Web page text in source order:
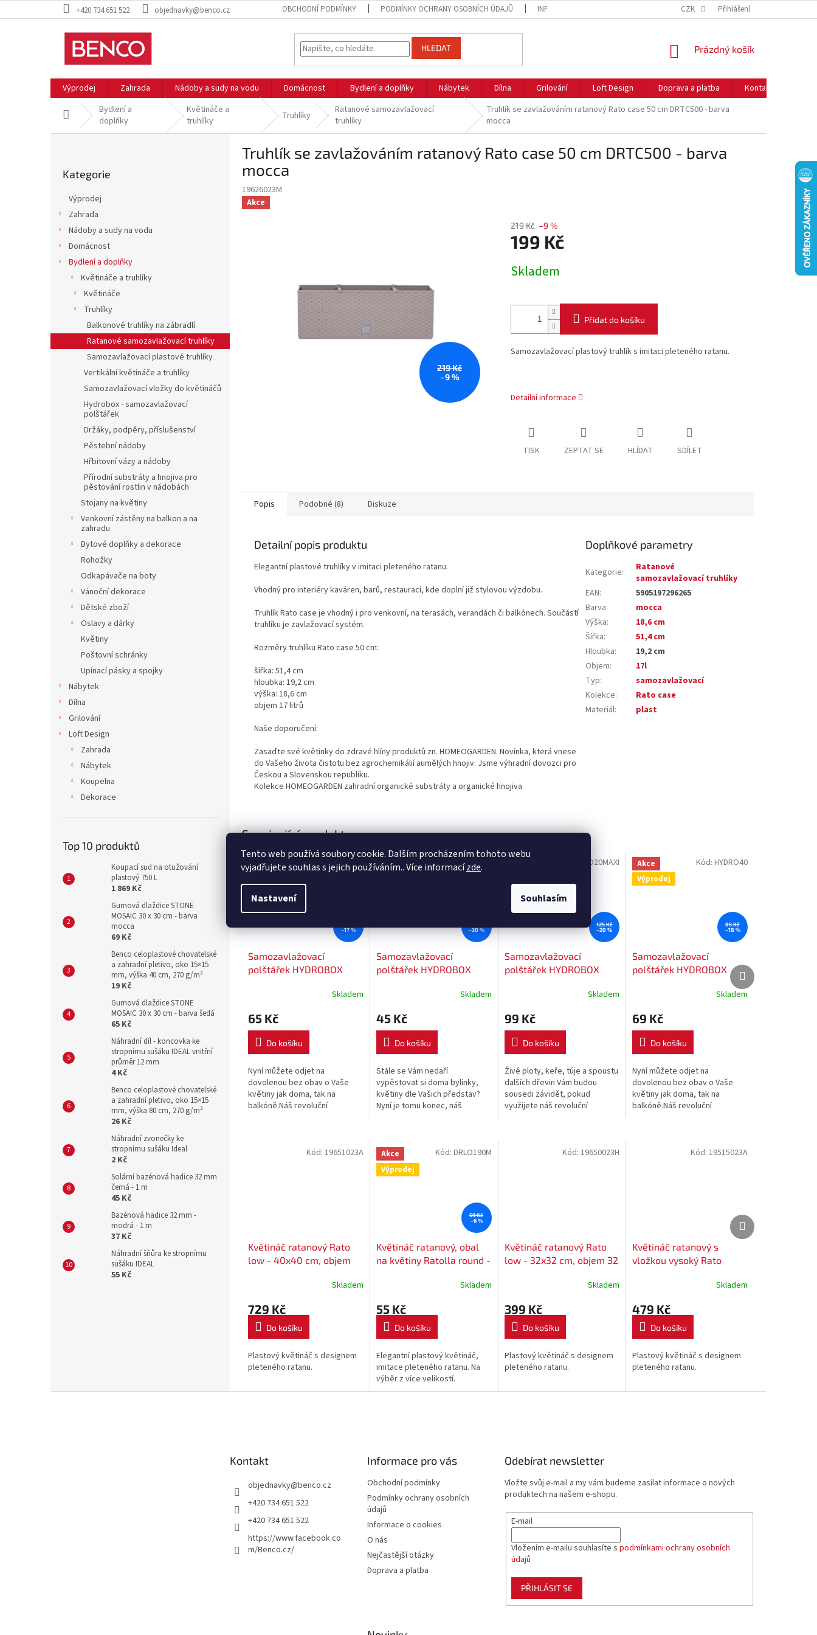
Tento web používá soubory cookie. Dalším procházením tohoto webu
vyjadřujete souhlas s jejich používáním.. Více informacízde.
Nastavení Souhlasím
na
+420 734 651 522 objednavky@benco.cz OBCHODNÍ PODMÍNKY PODMÍNKY OCHRANY OSOBNÍCH ÚDAJŮ INFORMACE O COOKIES NEJČASTĚJŠÍ OTÁZKY
CZK Přihlášení
HLEDAT
NÁKUPNÍ
Prázdný košík
Výprodej Zahrada Nádoby a sudy na vodu Domácnost Bydlení a doplňky Nábytek Dílna Grilování Loft Design Doprava a platba Kontakty
Domů Bydlení a
doplňky
Květináče a
truhlíky
Truhlíky
Ratanové samozavlažovací
truhlíky
Truhlík se zavlažováním ratanový Rato case 50 cm DRTC500 - barva
mocca
kategorie
Kategorie
Výprodej
Zahrada
Nádoby a sudy na vodu
Domácnost
Bydlení a doplňky
Květináče a truhlíky
Květináče
Truhlíky
Balkonové truhlíky na zábradlí
Ratanové samozavlažovací truhlíky
Samozavlažovací plastové truhlíky
Vertikální květináče a truhlíky
Samozavlažovací vložky do květináčů
Hydrobox - samozavlažovací
polštářek
Držáky, podpěry, příslušenství
Pěstební nádoby
Hřbitovní vázy a nádoby
Přírodní substráty a hnojiva pro
pěstování rostlin v nádobách
Stojany na květiny
Venkovní zástěny na balkon a na
zahradu
Bytové doplňky a dekorace
Rohožky
Odkapávače na boty
Vánoční dekorace
Dětské zboží
Oslavy a dárky
Květiny
Poštovní schránky
Upínací pásky a spojky
Nábytek
Dílna
Grilování
Loft Design
Zahrada
Nábytek
Koupelna
Dekorace
Top 10 produktů
Koupací sud na otužování
plastový 750 L
1 869 Kč
Gumová dlaždice STONE
MOSAIC 30 x 30 cm - barva
mocca
69 Kč
Benco celoplastové chovatelské
a zahradní pletivo, oko 15×15
mm, výška 40 cm, 270 g/m²
19 Kč
Gumová dlaždice STONE
MOSAIC 30 x 30 cm - barva šedá
65 Kč
Náhradní díl - koncovka ke
stropnímu sušáku IDEAL vnitřní
průměr 12 mm
4 Kč
Benco celoplastové chovatelské
a zahradní pletivo, oko 15×15
mm, výška 80 cm, 270 g/m²
26 Kč
Náhradní zvonečky ke
stropnímu sušáku Ideal
2 Kč
Solární bazénová hadice 32 mm
černá - 1 m
45 Kč
Bazénová hadice 32 mm -
modrá - 1 m
37 Kč
Náhradní šňůra ke stropnímu
sušáku IDEAL
55 Kč
Truhlík se zavlažováním ratanový Rato case 50 cm DRTC500 - barva
mocca
19626023M
Akce
219 Kč
–9 %
219 Kč –9 %
199 Kč
cena:
Skladem
Přidat do košíku
Samozavlažovací plastový truhlík s imitaci pleteného ratanu.
Detailní informace
TISK ZEPTAT SE HLÍDAT SDÍLET
Popis Podobné (8) Diskuze
Detailní popis produktu
Elegantní plastové truhlíky v imitaci pleteného ratanu.
Vhodný pro interiéry kaváren, barů, restaurací, kde doplní již stylovou výzdobu.
Truhlík Rato case je vhodný i pro venkovní, na terasách, verandách či balkónech. Součástí
truhlíku je zavlažovací systém.
Rozměry truhlíku Rato case 50 cm:
šířka: 51,4 cm
hloubka: 19,2 cm
výška: 18,6 cm
objem 17 litrů
Naše doporučení:
Zasaďte své květinky do zdravé hlíny produktů zn. HOMEOGARDEN. Novinka, která vnese
do Vašeho života čistotu bez agrochemikálií aumělých hnojiv. Jsme výhradní dovozci pro
Českou a Slovenskou republiku.
Kolekce HOMEOGARDEN zahradní organické substráty a organické hnojiva
Doplňkové parametry
Kategorie:
Ratanové
samozavlažovací truhlíky
EAN:
5905197296265
Barva:
mocca
Výška:
18,6 cm
Šířka:
51,4 cm
Hloubka:
19,2 cm
Objem:
17l
Typ:
samozavlažovací
Kolekce:
Rato case
Materiál: plast
Související produkty
Akce
–17 %
Samozavlažovací
polštářek HYDROBOX
Skladem
65 Kč
Do košíku
Nyní můžete odjet na
dovolenou bez obav o Vaše
květiny jak doma, tak na
balkóně.Náš revoluční
Kód:HYDRO30
Akce
–30 %
Samozavlažovací
polštářek HYDROBOX
Skladem
45 Kč
Do košíku
Stále se Vám nedaří
vypěstovat si doma bylinky,
květiny dle Vašich představ?
Nyní je tomu konec, náš
HYDRO12
125 Kč
–20 %
Samozavlažovací
polštářek HYDROBOX
Skladem
99 Kč
Do košíku
Živé ploty, keře, túje a spoustu
dalších dřevin Vám budou
sousedi závidět, pokud
využijete náš revoluční
HYDRO20MAXI
Akce
Výprodej
85 Kč
–18 %
Samozavlažovací
polštářek HYDROBOX
Skladem
69 Kč
Do košíku
Nyní můžete odjet na
dovolenou bez obav o Vaše
květiny jak doma, tak na
balkóně.Náš revoluční
Kód: HYDRO40
Další
produkt
Další
produkt
Květináč ratanový Rato
low - 40x40 cm, objem
Skladem
729 Kč
Do košíku
Plastový květináč s designem
pleteného ratanu.
Kód: 19651023A
Akce
Výprodej
59 Kč
–6 %
Květináč ratanový, obal
na květiny Ratolla round -
Skladem
55 Kč
Do košíku
Elegantní plastový květináč,
imitace pleteného ratanu. Na
výběr z více velikostí.
Kód: DRLO190M
Květináč ratanový Rato
low - 32x32 cm, objem 32
Skladem
399 Kč
Do košíku
Plastový květináč s designem
pleteného ratanu.
Kód:19650023H
Květináč ratanový s
vložkou vysoký Rato
objem 26,6 L - barvaSkladem
479 Kč
Do košíku
Plastový květináč s designem
pleteného ratanu.
Kód: 19515023A
Další
produkt
Další
produkt
Kontakt
objednavky@benco.cz
+420 734 651 522
+420 734 651 522
https://www.facebook.co
m/Benco.cz/
Informace pro vás
Obchodní podmínky
Podmínky ochrany osobních
údajů
Informace o cookies
O nás
Nejčastější otázky
Doprava a platba
Odebírat newsletter
Vložte svůj e-mail a my vám budeme zasílat informace o nových
produktech na našem e-shopu.
E-mail
Vložením e-mailu souhlasíte spodmínkami ochrany osobních
údajů
PŘIHLÁSIT SE